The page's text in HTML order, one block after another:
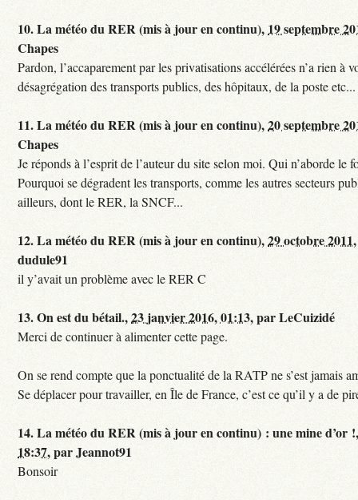
10.La météo du RER (mis à jour en continu), 19 septembre
Chapes
Pardon, l’accaparement par les privatisations accélérées n’a rien à
désagrégation des transports publics, des hôpitaux, de la poste etc...
11.La météo du RER (mis à jour en continu),20 septembre
Chapes
Je réponds à l’esprit de l’auteur du site selon moi. Qui n’aborde le
Pourquoi se dégradent les transports, comme les autres secteurs
ailleurs, dont le RER, la SNCF...
12.La météo du RER (mis à jour en continu),29 octobre
dudule91
il y’avait un problème avec le RER C
13.On est du bétail.,23 janvier 2016, 01:13,parLeCuizidé
Merci de continuer à alimenter cette page.
On se rend compte que la ponctualité de la RATP ne s’est jamais
Se déplacer pour travailler, en Île de France, c’est ce qu’il y a de
14.La météo du RER (mis à jour en continu) : une mine d’or
18:37,parJeannot91
Bonsoir